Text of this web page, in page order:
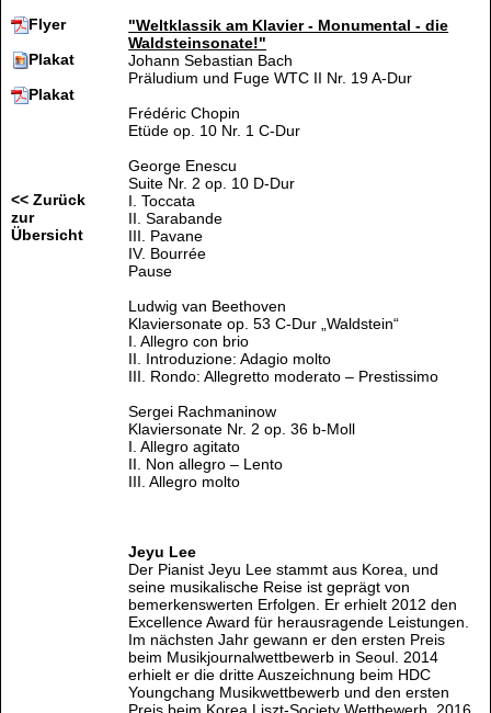
Flyer
Plakat
Plakat
<< Zurück
zur
Übersicht
"Weltklassik am Klavier - Monumental - die
Waldsteinsonate!"
Johann Sebastian Bach
Präludium und Fuge WTC II Nr. 19 A-Dur
Frédéric Chopin
Etüde op. 10 Nr. 1 C-Dur
George Enescu
Suite Nr. 2 op. 10 D-Dur
I. Toccata
II. Sarabande
III. Pavane
IV. Bourrée
Pause
Ludwig van Beethoven
Klaviersonate op. 53 C-Dur „Waldstein“
I. Allegro con brio
II. Introduzione: Adagio molto
III. Rondo: Allegretto moderato – Prestissimo
Sergei Rachmaninow
Klaviersonate Nr. 2 op. 36 b-Moll
I. Allegro agitato
II. Non allegro – Lento
III. Allegro molto
Jeyu Lee
Der Pianist Jeyu Lee stammt aus Korea, und
seine musikalische Reise ist geprägt von
bemerkenswerten Erfolgen. Er erhielt 2012 den
Excellence Award für herausragende Leistungen.
Im nächsten Jahr gewann er den ersten Preis
beim Musikjournalwettbewerb in Seoul. 2014
erhielt er die dritte Auszeichnung beim HDC
Youngchang Musikwettbewerb und den ersten